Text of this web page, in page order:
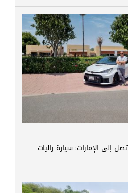
تويوتا GR Yaris 2026 تصل إلى الإمارات: سيارة راليات